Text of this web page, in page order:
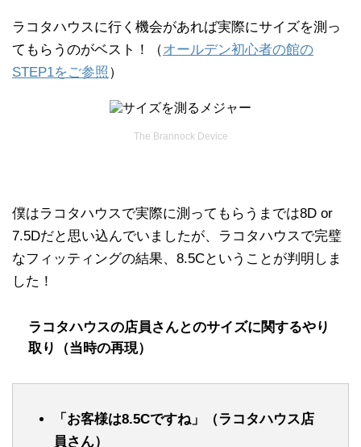
ラコタハウスに行く機会があれば実際にサイズを測っ
てもらうのがベスト！（オールデン初心者の館の
STEP1をご参照 ）
The Brannock Device
僕はラコタハウスで実際に測ってもらうまでは8D or
7.5Dだと思い込んでいましたが、ラコタハウスで完璧
なフィッティングの結果、8.5Cということが判明しま
した！
ラコタハウスの店員さんとのサイズに関するやり
取り（当時の再現）
「お客様は8.5Cですね」（ラコタハウス店
員さん）